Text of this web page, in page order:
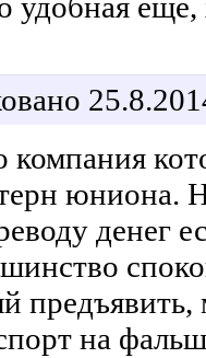
юниона.
денег
на